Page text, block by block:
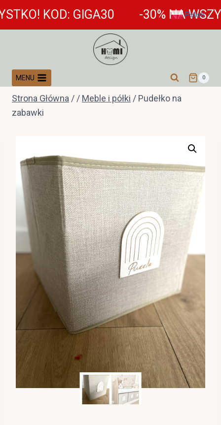
do
treści
KOD: GIGA30 -30% NA
MENU 0
Strona Główna / / Meble i półki / Pudełko na
zabawki
Polish ▼